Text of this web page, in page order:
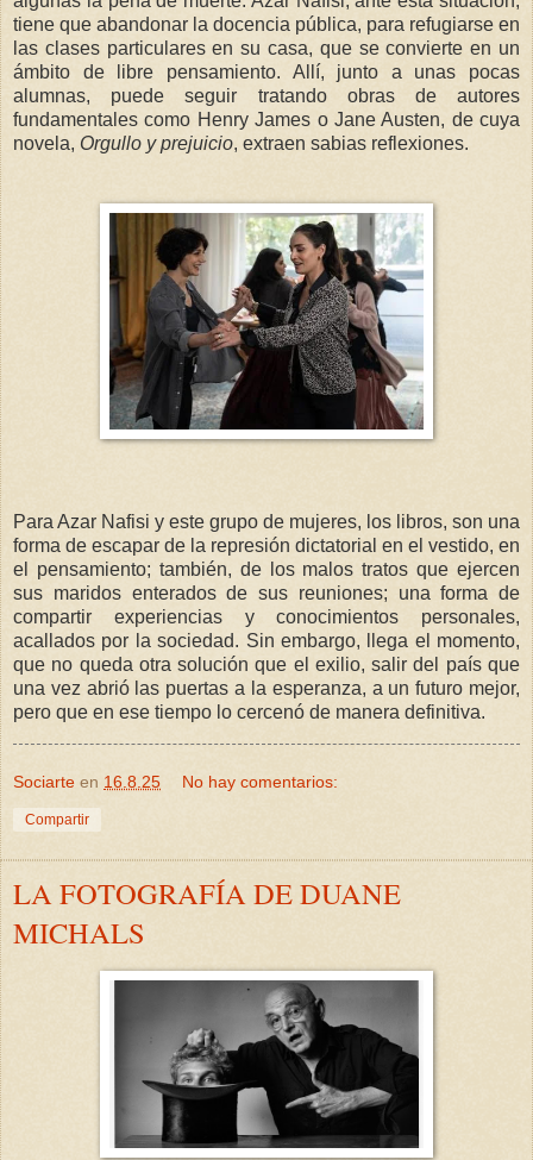
tiene que abandonar la docencia pública, para refugiarse en
las clases particulares en su casa, que se convierte en un
ámbito de libre pensamiento. Allí, junto a unas pocas
alumnas, puede seguir tratando obras de autores
fundamentales como Henry James o Jane Austen, de cuya
novela, Orgullo y prejuicio, extraen sabias reflexiones.
Para Azar Nafisi y este grupo de mujeres, los libros, son una
forma de escapar de la represión dictatorial en el vestido, en
el pensamiento; también, de los malos tratos que ejercen
sus maridos enterados de sus reuniones; una forma de
compartir experiencias y conocimientos personales,
acallados por la sociedad. Sin embargo, llega el momento,
que no queda otra solución que el exilio, salir del país que
una vez abrió las puertas a la esperanza, a un futuro mejor,
pero que en ese tiempo lo cercenó de manera definitiva.
Sociarte en 16.8.25 No hay comentarios:
Compartir
LA FOTOGRAFÍA DE DUANE
MICHALS